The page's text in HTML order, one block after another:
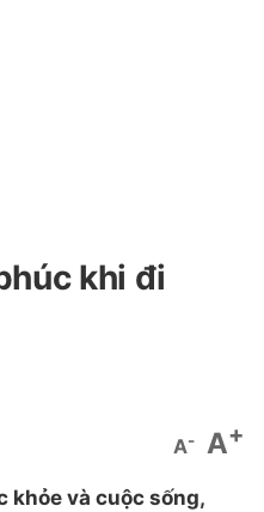
khi đi
A- A+
khỏe và cuộc sống,